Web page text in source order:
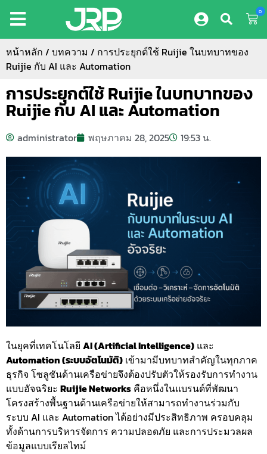
0
หน้าหลัก / บทความ / การประยุกต์ใช้ Ruijie ในบทบาทของ
Ruijie กับ AI และ Automation
การประยุกต์ใช้ Ruijie ในบทบาทของ
Ruijie กับ AI และ Automation
administrator พฤษภาคม 28, 2025 19:53 น.
ในยุคที่เทคโนโลยี AI (Artificial Intelligence) และ
Automation (ระบบอัตโนมัติ) เข้ามามีบทบาทสำคัญในทุกภาค
ธุรกิจ โซลูชันด้านเครือข่ายจึงต้องปรับตัวให้รองรับการทำงาน
แบบอัจฉริยะ Ruijie Networks คือหนึ่งในแบรนด์ที่พัฒนา
โครงสร้างพื้นฐานด้านเครือข่ายให้สามารถทำงานร่วมกับ
ระบบ AI และ Automation ได้อย่างมีประสิทธิภาพ ครอบคลุม
ทั้งด้านการบริหารจัดการ ความปลอดภัย และการประมวลผล
ข้อมูลแบบเรียลไทม์